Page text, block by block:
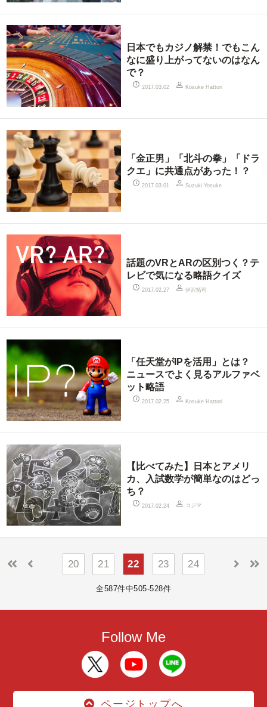
日本でもカジノ解禁！でもこん
なに盛り上がってないのはなん
で？
2017.03.02 Kosuke Hattori
「金正男」「北斗の拳」「ドラ
クエ」に共通点があった！？
2017.03.01 Suzuki Yosuke
話題のVRとARの区別つく？テ
レビで気になる略語クイズ
2017.02.27 伊沢拓司
「任天堂がIPを活用」とは？
ニュースでよく見るアルファベ
ット略語
2017.02.25 Kosuke Hattori
【比べてみた】日本とアメリ
カ、入試数学が簡単なのはどっ
ち？
2017.02.24 コジマ
20 21 22 23 24
全587件中505-528件
Follow Me
ページトップへ